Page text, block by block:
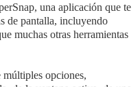
, una aplicación que te
de pantalla, incluyendo
muchas otras herramientas
múltiples opciones,